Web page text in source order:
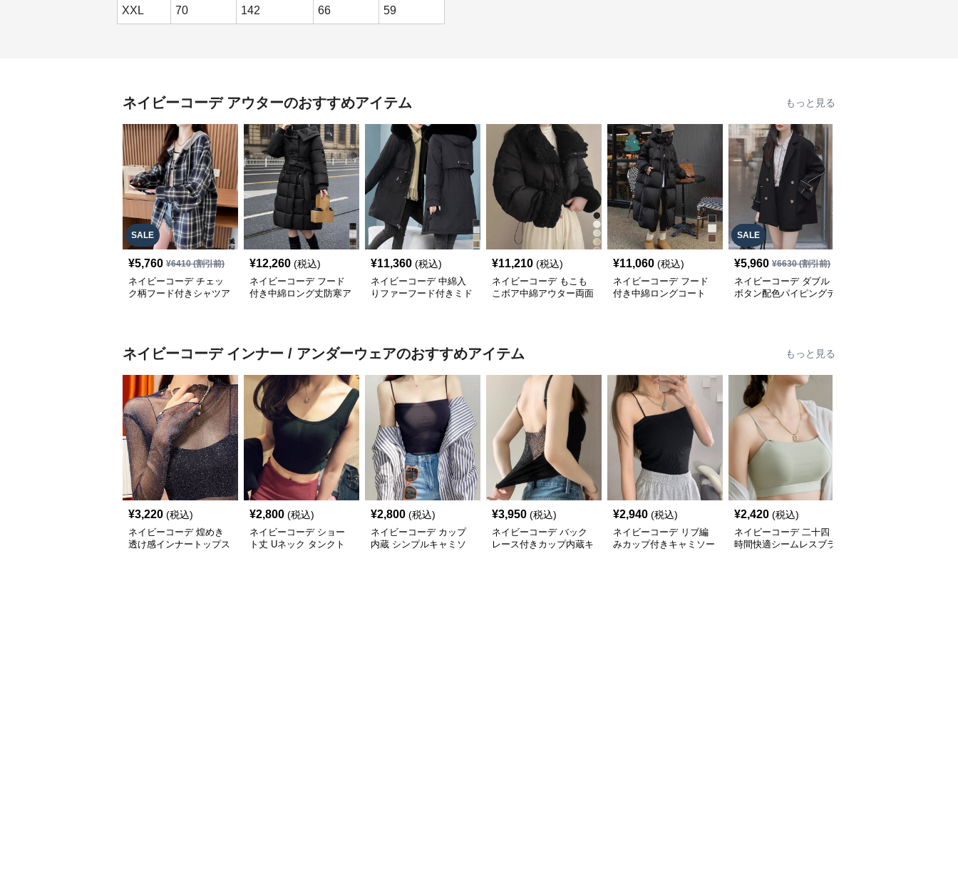
XXL 70 142 66 59
ネイビーコーデ アウターのおすすめアイテム もっと見る
SALE
¥5,760 ¥6410(割引前)
ネイビーコーデ チェッ
ク柄フード付きシャツア
¥12,260 (税込)
ネイビーコーデ フード
付き中綿ロング丈防寒ア
¥11,360 (税込)
ネイビーコーデ 中綿入
りファーフード付きミド
¥11,210 (税込)
ネイビーコーデ もこも
こボア中綿アウター両面
¥11,060 (税込)
ネイビーコーデ フード
付き中綿ロングコート
SALE
¥5,960 ¥6630(割引前)
ネイビーコーデ ダブル
ボタン配色パイピングテ
ネイビーコーデ インナー / アンダーウェアのおすすめアイテム もっと見る
¥3,220 (税込)
ネイビーコーデ 煌めき
透け感インナートップス
¥2,800 (税込)
ネイビーコーデ ショー
ト丈 Uネック タンクト
¥2,800 (税込)
ネイビーコーデ カップ
内蔵 シンプルキャミソ
¥3,950 (税込)
ネイビーコーデ バック
レース付きカップ内蔵キ
¥2,940 (税込)
ネイビーコーデ リブ編
みカップ付きキャミソー
¥2,420 (税込)
ネイビーコーデ 二十四
時間快適シームレスブラ